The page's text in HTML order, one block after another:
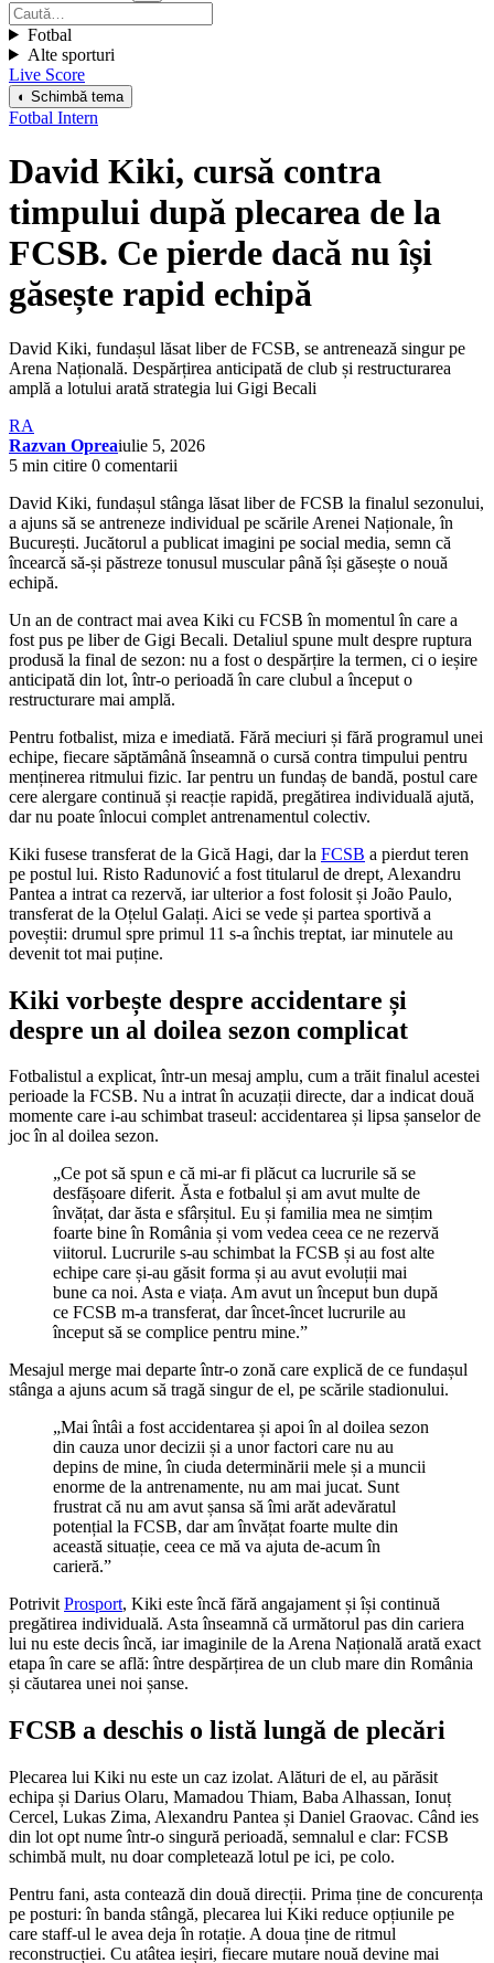
Fotbal
Alte sporturi
Live Score
◐ Schimbă tema
Fotbal Intern
David Kiki, cursă contra
timpului după plecarea de la
FCSB. Ce pierde dacă nu își
găsește rapid echipă
David Kiki, fundașul lăsat liber de FCSB, se antrenează singur pe
Arena Națională. Despărțirea anticipată de club și restructurarea
amplă a lotului arată strategia lui Gigi Becali
RA
Razvan Opreaiulie 5, 2026
5 min citire 0 comentarii
David Kiki, fundașul stânga lăsat liber de FCSB la finalul sezonului,
a ajuns să se antreneze individual pe scările Arenei Naționale, în
București. Jucătorul a publicat imagini pe social media, semn că
încearcă să-și păstreze tonusul muscular până își găsește o nouă
echipă.
Un an de contract mai avea Kiki cu FCSB în momentul în care a
fost pus pe liber de Gigi Becali. Detaliul spune mult despre ruptura
produsă la final de sezon: nu a fost o despărțire la termen, ci o ieșire
anticipată din lot, într-o perioadă în care clubul a început o
restructurare mai amplă.
Pentru fotbalist, miza e imediată. Fără meciuri și fără programul unei
echipe, fiecare săptămână înseamnă o cursă contra timpului pentru
menținerea ritmului fizic. Iar pentru un fundaș de bandă, postul care
cere alergare continuă și reacție rapidă, pregătirea individuală ajută,
dar nu poate înlocui complet antrenamentul colectiv.
Kiki fusese transferat de la Gică Hagi, dar la FCSB a pierdut teren
pe postul lui. Risto Radunović a fost titularul de drept, Alexandru
Pantea a intrat ca rezervă, iar ulterior a fost folosit și João Paulo,
transferat de la Oțelul Galați. Aici se vede și partea sportivă a
poveștii: drumul spre primul 11 s-a închis treptat, iar minutele au
devenit tot mai puține.
Kiki vorbește despre accidentare și
despre un al doilea sezon complicat
Fotbalistul a explicat, într-un mesaj amplu, cum a trăit finalul acestei
perioade la FCSB. Nu a intrat în acuzații directe, dar a indicat două
momente care i-au schimbat traseul: accidentarea și lipsa șanselor de
joc în al doilea sezon.
„Ce pot să spun e că mi-ar fi plăcut ca lucrurile să se
desfășoare diferit. Ăsta e fotbalul și am avut multe de
învățat, dar ăsta e sfârșitul. Eu și familia mea ne simțim
foarte bine în România și vom vedea ceea ce ne rezervă
viitorul. Lucrurile s-au schimbat la FCSB și au fost alte
echipe care și-au găsit forma și au avut evoluții mai
bune ca noi. Asta e viața. Am avut un început bun după
ce FCSB m-a transferat, dar încet-încet lucrurile au
început să se complice pentru mine.”
Mesajul merge mai departe într-o zonă care explică de ce fundașul
stânga a ajuns acum să tragă singur de el, pe scările stadionului.
„Mai întâi a fost accidentarea și apoi în al doilea sezon
din cauza unor decizii și a unor factori care nu au
depins de mine, în ciuda determinării mele și a muncii
enorme de la antrenamente, nu am mai jucat. Sunt
frustrat că nu am avut șansa să îmi arăt adevăratul
potențial la FCSB, dar am învățat foarte multe din
această situație, ceea ce mă va ajuta de-acum în
carieră.”
PotrivitProsport, Kiki este încă fără angajament și își continuă
pregătirea individuală. Asta înseamnă că următorul pas din cariera
lui nu este decis încă, iar imaginile de la Arena Națională arată exact
etapa în care se află: între despărțirea de un club mare din România
și căutarea unei noi șanse.
FCSB a deschis o listă lungă de plecări
Plecarea lui Kiki nu este un caz izolat. Alături de el, au părăsit
echipa și Darius Olaru, Mamadou Thiam, Baba Alhassan, Ionuț
Cercel, Lukas Zima, Alexandru Pantea și Daniel Graovac. Când ies
din lot opt nume într-o singură perioadă, semnalul e clar: FCSB
schimbă mult, nu doar completează lotul pe ici, pe colo.
Pentru fani, asta contează din două direcții. Prima ține de concurența
pe posturi: în banda stângă, plecarea lui Kiki reduce opțiunile pe
care staff-ul le avea deja în rotație. A doua ține de ritmul
reconstrucției. Cu atâtea ieșiri, fiecare mutare nouă devine mai